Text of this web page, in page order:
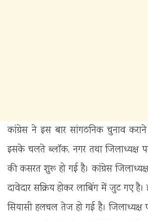
कांग्रेस ने इस बार सांगठनिक चुनाव कराने
इसके चलते ब्लॉक, नगर तथा जिलाध्यक्ष
की कसरत शुरू हो गई है। कांग्रेस
दावेदार सक्रिय होकर लाबिंग में जुट गए
सियासी हलचल तेज हो गई है।